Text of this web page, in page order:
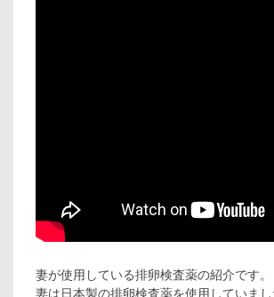
妻が使用している排卵検査薬の紹介です。
妻は日本製の排卵検査薬を使用していまし